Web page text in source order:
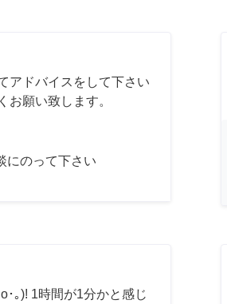
アドバイスをして下さい
お願い致します。
にのって下さい
･｡)! 1時間が1分かと感じ